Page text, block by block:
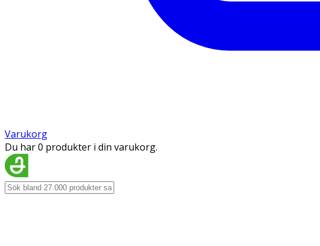
Varukorg
Du har 0 produkter i din varukorg.